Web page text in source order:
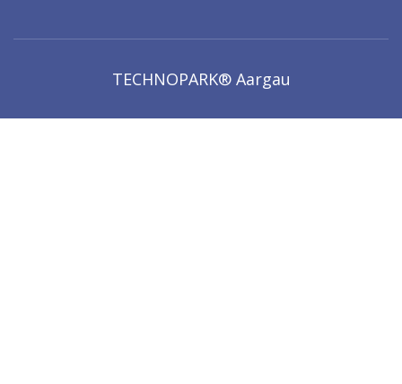
TECHNOPARK® Aargau